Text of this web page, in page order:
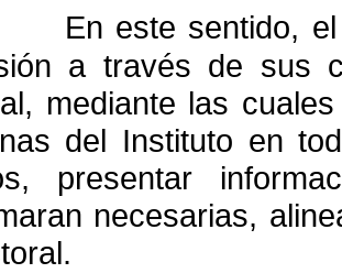
En este sentido, el
a través de sus
mediante las cuales
del Instituto en
presentar
necesarias,